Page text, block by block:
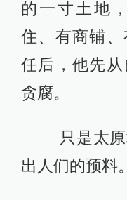
的一寸土地
住、有商铺
任后，他先
贪腐。
只是太原
出人们的预料。